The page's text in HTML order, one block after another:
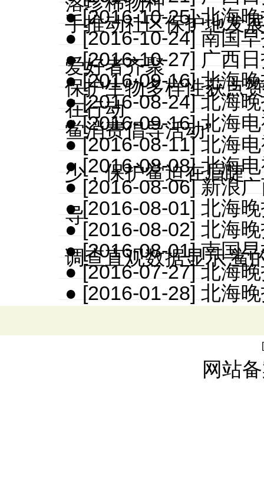
手推动社区保护地发
● [2016-10-25] 北海
● [2016-10-24] 南国
爱好者齐聚
● [2016-10-27] 广西
保护生物多样性获点
● [2016-09-16] 北海
在行动
● [2016-08-24] 北海
鲎消费倡导活动”
● [2016-09-16] 北海
● [2016-08-11] 北海
少，保护鲎迫在眉睫
● [2016-08-08] 北海
● [2016-08-06] 新浪
导
● [2016-08-01] 北海
● [2016-08-02] 北海
调查直观数据显示 鲎
● [2016-08-01] 南国
● [2016-07-27] 北海
● [2016-01-28] 北海
网站